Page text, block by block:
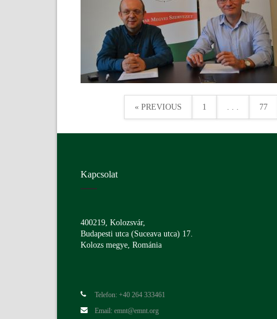
« PREVIOUS 1 . . . 77
Kapcsolat
400219, Kolozsvár,
Budapesti utca (Suceava utca) 17.
Kolozs megye, Románia
Telefon: +40 264 333461
Email: emnt@emnt.org